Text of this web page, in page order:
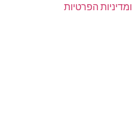
ומדיניות הפרטיות